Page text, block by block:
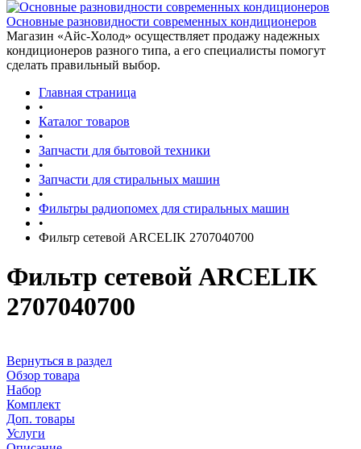
Основные разновидности современных кондиционеров
Магазин «Айс-Холод» осуществляет продажу надежных
кондиционеров разного типа, а его специалисты помогут
сделать правильный выбор.
Главная страница
•
Каталог товаров
•
Запчасти для бытовой техники
•
Запчасти для стиральных машин
•
Фильтры радиопомех для стиральных машин
•
Фильтр сетевой ARCELIK 2707040700
Фильтр сетевой ARCELIK
2707040700
Вернуться в раздел
Обзор товара
Набор
Комплект
Доп. товары
Услуги